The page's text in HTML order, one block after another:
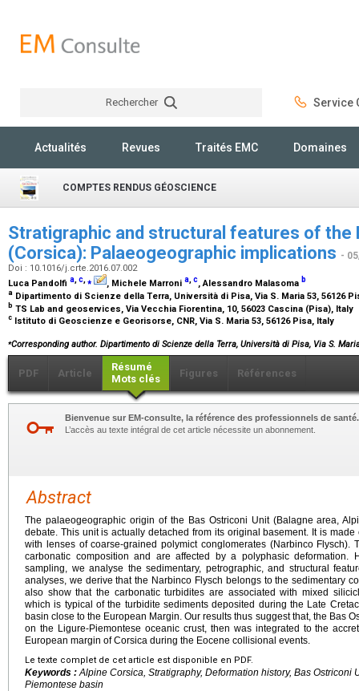
Rechercher Service
Actualités Revues Traités EMC Domaines
COMPTES RENDUS GÉOSCIENCE
Stratigraphic and structural features of the
(Corsica): Palaeogeographic implications -
Doi : 10.1016/j.crte.2016.07.002
Luca Pandolfi a,c,⁎ , Michele Marroni a,c, Alessandro Malasoma b
a Dipartimento di Scienze della Terra, Università di Pisa, Via S. Maria 53, 56126
b TS Lab and geoservices, Via Vecchia Fiorentina, 10, 56023 Cascina (Pisa), Italy
c Istituto di Geoscienze e Georisorse, CNR, Via S. Maria 53, 56126 Pisa, Italy
⁎Corresponding author. Dipartimento di Scienze della Terra, Università di Pisa, Via S.
PDF Article
Résumé
Mots clés
Figures Références
Bienvenue sur EM-consulte, la référence des professionnels de santé.
L’accès au texte intégral de cet article nécessite un abonnement.
Abstract
The palaeogeographic origin of the Bas Ostriconi Unit (Balagne area,
debate. This unit is actually detached from its original basement. It is
with lenses of coarse-grained polymict conglomerates (Narbinco Flysch).
carbonatic composition and are affected by a polyphasic deformation.
sampling, we analyse the sedimentary, petrographic, and structural
analyses, we derive that the Narbinco Flysch belongs to the sedimentary
also show that the carbonatic turbidites are associated with mixed
which is typical of the turbidite sediments deposited during the Late
basin close to the European Margin. Our results thus suggest that, the Bas
on the Ligure-Piemontese oceanic crust, then was integrated to the
European margin of Corsica during the Eocene collisional events.
Le texte complet de cet article est disponible en PDF.
Keywords : Alpine Corsica, Stratigraphy, Deformation history, Bas Ostriconi
Piemontese basin